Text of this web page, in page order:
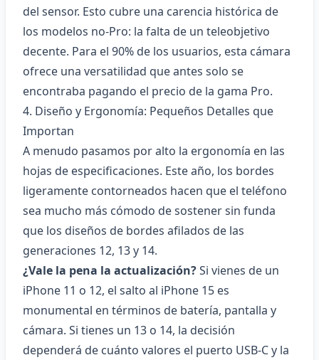
del sensor. Esto cubre una carencia histórica de
los modelos no-Pro: la falta de un teleobjetivo
decente. Para el 90% de los usuarios, esta cámara
ofrece una versatilidad que antes solo se
encontraba pagando el precio de la gama Pro.
4. Diseño y Ergonomía: Pequeños Detalles que
Importan
A menudo pasamos por alto la ergonomía en las
hojas de especificaciones. Este año, los bordes
ligeramente contorneados hacen que el teléfono
sea mucho más cómodo de sostener sin funda
que los diseños de bordes afilados de las
generaciones 12, 13 y 14.
¿Vale la pena la actualización?Si vienes de un
iPhone 11 o 12, el salto al iPhone 15 es
monumental en términos de batería, pantalla y
cámara. Si tienes un 13 o 14, la decisión
dependerá de cuánto valores el puerto USB-C y la